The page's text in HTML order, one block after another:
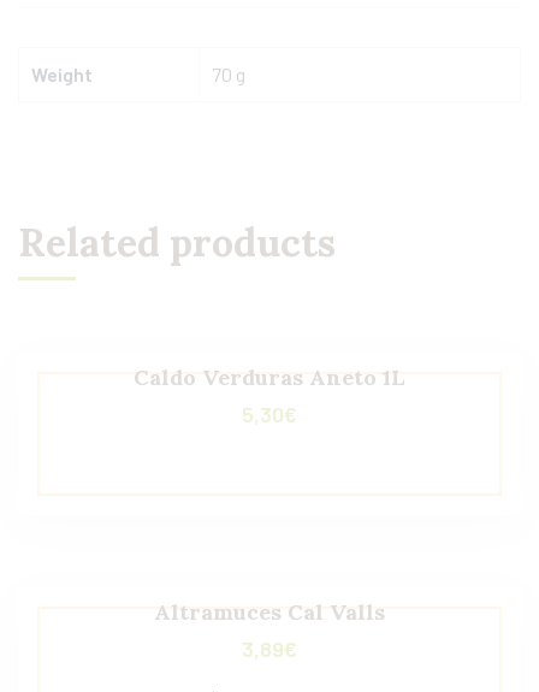
Weight 70 g
Related products
Caldo Verduras Aneto 1L
5,30€
Altramuces Cal Valls
3,89€